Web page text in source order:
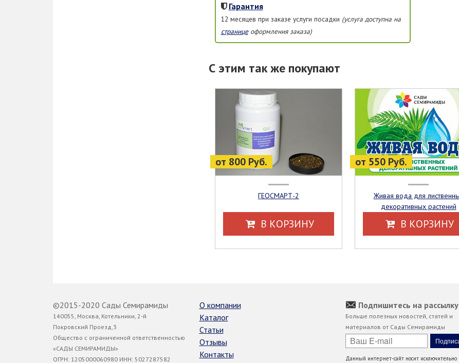
Гарантия
12 месяцев при заказе услуги посадки (услуга доступна на
страницеоформления заказа)
С этим так же покупают
от 800 Руб.
ГЕОСМАРТ-2
В КОРЗИНУ
от 550 Руб.
Живая вода для лиственных
декоративных растений
В КОРЗИНУ
©2015-2020 Сады Семирамиды
140055, Москва, Котельники, 2-й
Покровский Проезд,3
Общество с ограниченной ответственностью
«САДЫ СЕМИРАМИДЫ»
ОГРН: 1205000060980 ИНН: 5027287582
О компании
Каталог
Статьи
Отзывы
Контакты
Подпишитесь на рассылку
Больше полезных новостей, статей и
материалов от Сады Семирамиды
Данный интернет-сайт носит исключительно